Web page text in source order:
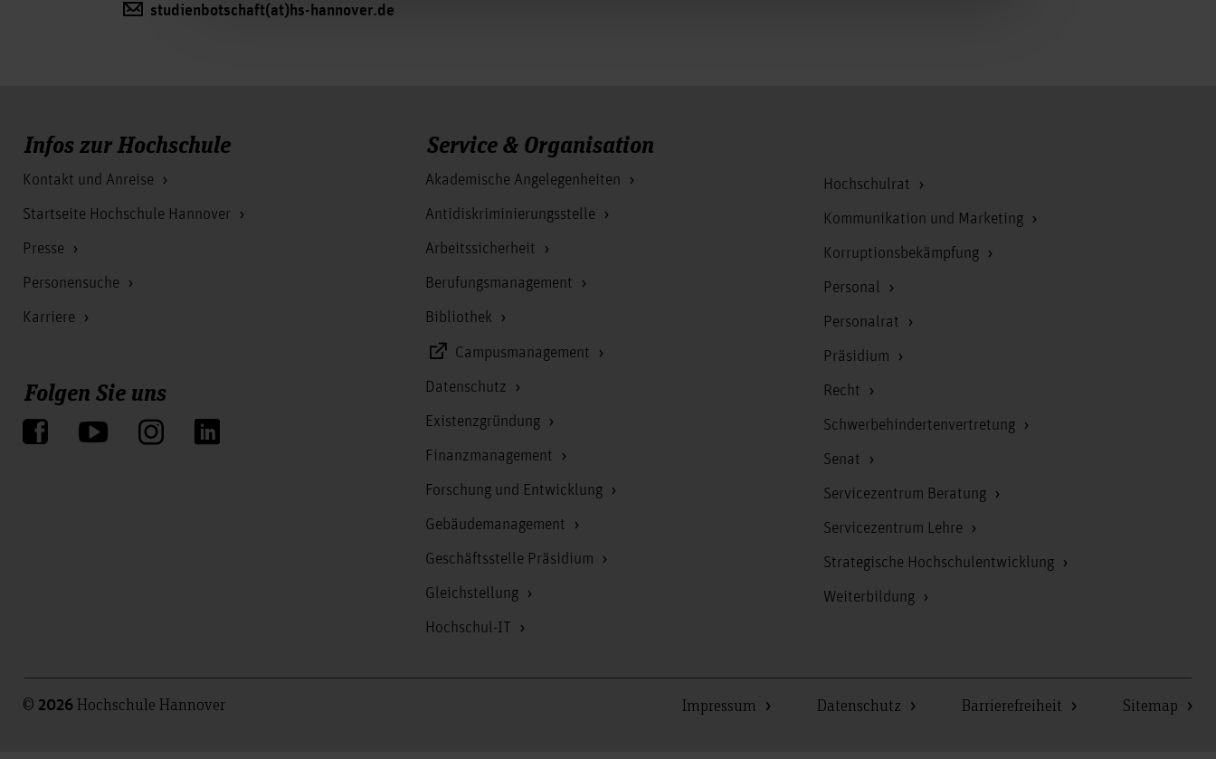
studienbotschaft(at)hs-hannover.de
Infos zur Hochschule
Kontakt und Anreise
Startseite Hochschule Hannover
Presse
Personensuche
Karriere
Folgen Sie uns
Service & Organisation
Akademische Angelegenheiten
Antidiskriminierungsstelle
Arbeitssicherheit
Berufungsmanagement
Bibliothek
Campusmanagement
Datenschutz
Existenzgründung
Finanzmanagement
Forschung und Entwicklung
Gebäudemanagement
Geschäftsstelle Präsidium
Gleichstellung
Hochschul-IT
Hochschulrat
Kommunikation und Marketing
Korruptionsbekämpfung
Personal
Personalrat
Präsidium
Recht
Schwerbehindertenvertretung
Senat
Servicezentrum Beratung
Servicezentrum Lehre
Strategische Hochschulentwicklung
Weiterbildung
© 2026 Hochschule Hannover Impressum Datenschutz Barrierefreiheit Sitemap